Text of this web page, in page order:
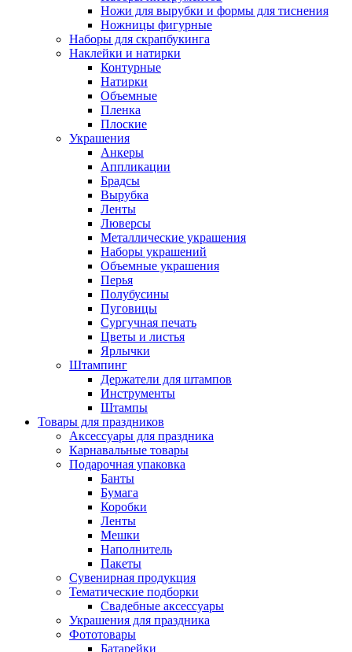
Ножи для вырубки и формы для тиснения
Ножницы фигурные
Наборы для скрапбукинга
Наклейки и натирки
Контурные
Натирки
Объемные
Пленка
Плоские
Украшения
Анкеры
Аппликации
Брадсы
Вырубка
Ленты
Люверсы
Металлические украшения
Наборы украшений
Объемные украшения
Перья
Полубусины
Пуговицы
Сургучная печать
Цветы и листья
Ярлычки
Штампинг
Держатели для штампов
Инструменты
Штампы
Товары для праздников
Аксессуары для праздника
Карнавальные товары
Подарочная упаковка
Банты
Бумага
Коробки
Ленты
Мешки
Наполнитель
Пакеты
Сувенирная продукция
Тематические подборки
Свадебные аксессуары
Украшения для праздника
Фототовары
Батарейки